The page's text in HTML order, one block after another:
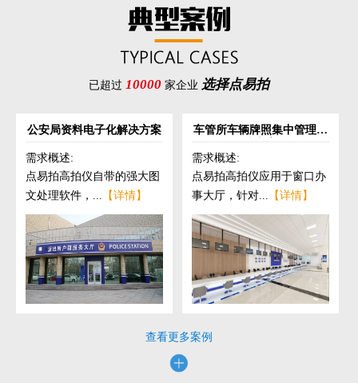
已超过 10000 家企业 选择点易拍
公安局资料电子化解决方案
需求概述:
点易拍高拍仪自带的强大图
文处理软件，... 【详情】
车管所车辆牌照集中管理解
需求概述:
点易拍高拍仪应用于窗口办
事大厅，针对... 【详情】
查看更多案例